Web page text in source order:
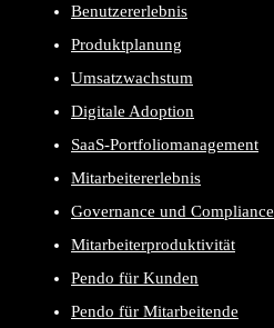
Benutzererlebnis
Produktplanung
Umsatzwachstum
Digitale Adoption
SaaS-Portfoliomanagement
Mitarbeitererlebnis
Governance und Compliance
Mitarbeiterproduktivität
Pendo für Kunden
Pendo für Mitarbeitende